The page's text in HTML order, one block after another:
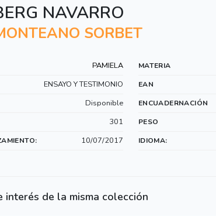
NAVARRO
SORBET
PAMIELA MATERIA
ENSAYO Y TESTIMONIO EAN
Disponible ENCUADERNACIÓN
301 PESO
10/07/2017 IDIOMA:
interés de la misma colección